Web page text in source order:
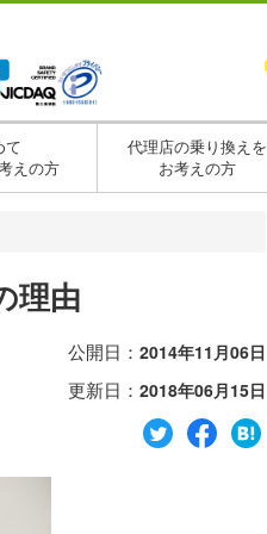
て
えの方
代理店の乗り換えを
お考えの方
理由
公開日： 2014年11月06日
更新日： 2018年06月15日